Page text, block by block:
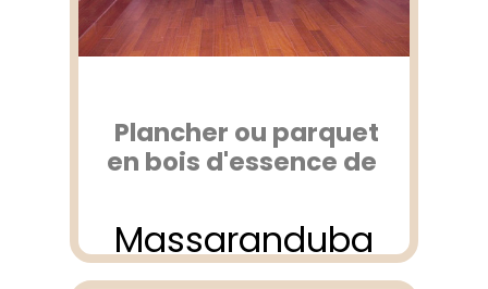
Plancher ou parquet
en bois d'essence de
Massaranduba